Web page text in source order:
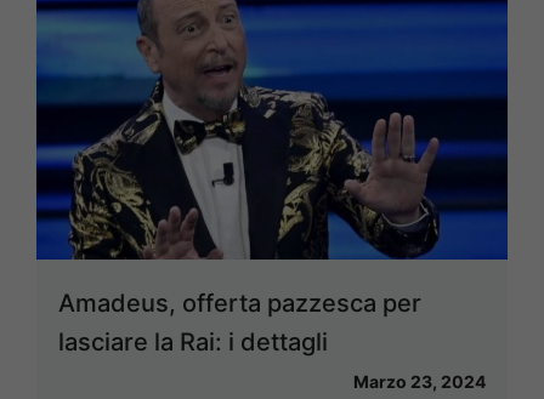
Amadeus, offerta pazzesca per
lasciare la Rai: i dettagli
Marzo 23, 2024